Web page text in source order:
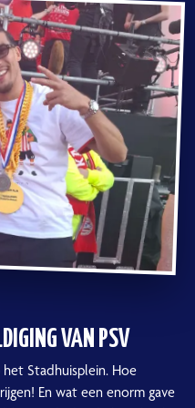
VAN PSV
Stadhuisplein. Hoe
En wat een enorm gave